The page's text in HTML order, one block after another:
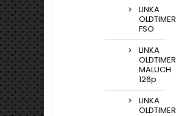
LINKA
OLDTIMER
FSO
LINKA
OLDTIMER
MALUCH
126p
LINKA
OLDTIMER